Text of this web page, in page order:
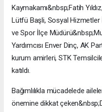
Kaymakamı&nbsp;Fatih
Lütfü Başli, Sosyal Hizmetler
ve Spor İlçe
Yardımcısı Enver Dinç, AK
kurum amirleri, STK
katıldı.
Bağımlılıkla mücadelede
önemine dikkat